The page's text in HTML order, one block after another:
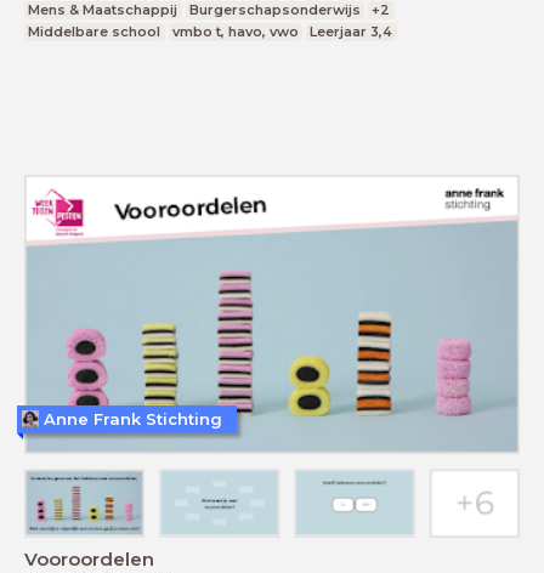
Mens & Maatschappij Burgerschapsonderwijs
+2
Middelbare school
vmbo t, havo, vwo Leerjaar 3,4
Vooroordelen
Anne Frank Stichting